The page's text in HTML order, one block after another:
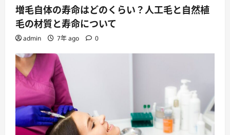
増毛自体の寿命はどのくらい？人工毛と自然植
毛の材質と寿命について
admin 7年 ago 0